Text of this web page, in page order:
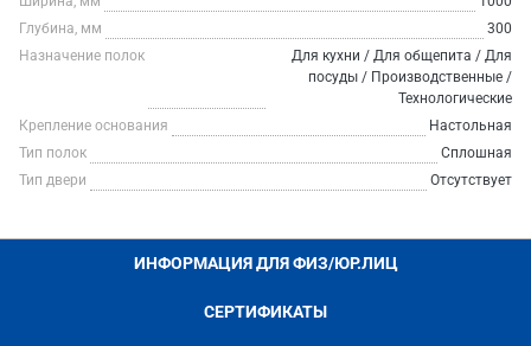
Глубина, мм
300
Назначение полок
Для кухни / Для общепита / Для
посуды / Производственные /
Технологические
Крепление основания
Настольная
Тип полок
Сплошная
Тип двери
Отсутствует
ИНФОРМАЦИЯ ДЛЯ ФИЗ/ЮР.ЛИЦ
СЕРТИФИКАТЫ